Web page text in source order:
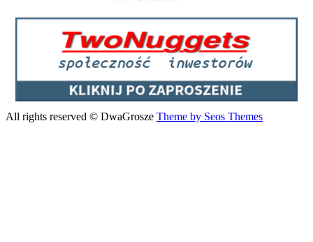
All rights reserved © DwaGrosze Theme by Seos Themes